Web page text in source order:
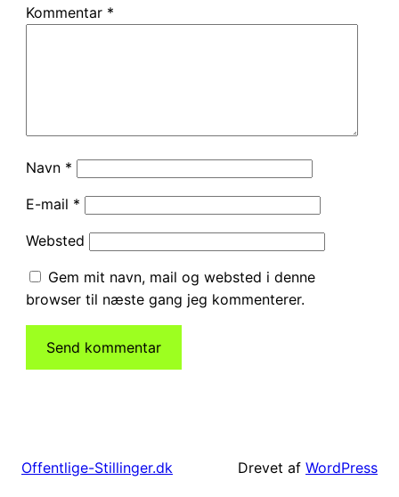
Kommentar *
Navn *
E-mail *
Websted
Gem mit navn, mail og websted i denne
browser til næste gang jeg kommenterer.
Offentlige-Stillinger.dk Drevet af WordPress